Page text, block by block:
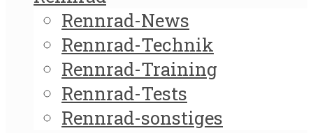
Rennrad-News
Rennrad-Technik
Rennrad-Training
Rennrad-Tests
Rennrad-sonstiges